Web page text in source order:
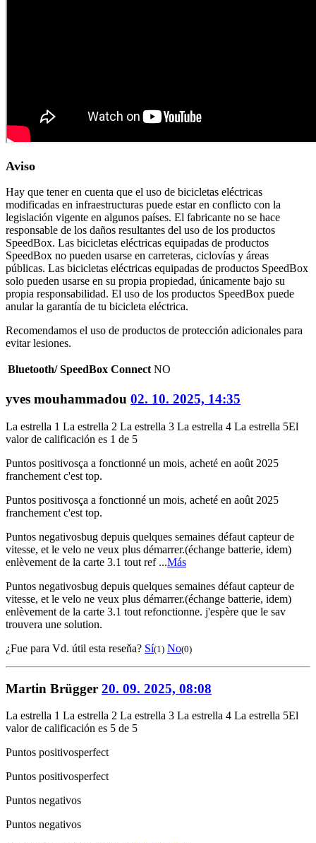
Aviso
Hay que tener en cuenta que el uso de bicicletas eléctricas
modificadas en infraestructuras puede estar en conflicto con la
legislación vigente en algunos países. El fabricante no se hace
responsable de los daños resultantes del uso de los productos
SpeedBox. Las bicicletas eléctricas equipadas de productos
SpeedBox no pueden usarse en carreteras, ciclovías y áreas
públicas. Las bicicletas eléctricas equipadas de productos SpeedBox
solo pueden usarse en su propia propiedad, únicamente bajo su
propia responsabilidad. El uso de los productos SpeedBox puede
anular la garantía de tu bicicleta eléctrica.
Recomendamos el uso de productos de protección adicionales para
evitar lesiones.
Bluetooth/ SpeedBox Connect NO
yves mouhammadou 02. 10. 2025, 14:35
La estrella 1 La estrella 2 La estrella 3 La estrella 4 La estrella 5El
valor de calificación es 1 de 5
Puntos positivosça a fonctionné un mois, acheté en août 2025
franchement c'est top.
Puntos positivosça a fonctionné un mois, acheté en août 2025
franchement c'est top.
Puntos negativosbug depuis quelques semaines défaut capteur de
vitesse, et le velo ne veux plus démarrer.(échange batterie, idem)
enlèvement de la carte 3.1 tout ref ...Más
Puntos negativosbug depuis quelques semaines défaut capteur de
vitesse, et le velo ne veux plus démarrer.(échange batterie, idem)
enlèvement de la carte 3.1 tout refonctionne. j'espère que le sav
trouvera une solution.
¿Fue para Vd. útil esta reseňa? Sí(1) No(0)
Martin Brügger 20. 09. 2025, 08:08
La estrella 1 La estrella 2 La estrella 3 La estrella 4 La estrella 5El
valor de calificación es 5 de 5
Puntos positivosperfect
Puntos positivosperfect
Puntos negativos
Puntos negativos